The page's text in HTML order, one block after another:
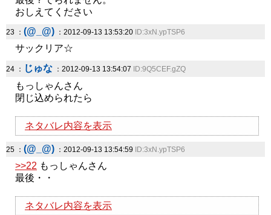
おしえてください
23 ： (@_@) ：2012-09-13 13:53:20 ID:3xN.ypTSP6
サックリア☆
24 ： じゅな ：2012-09-13 13:54:07 ID:9Q5CEF.gZQ
もっしゃんさん
閉じ込められたら
ネタバレ内容を表示
25 ： (@_@) ：2012-09-13 13:54:59 ID:3xN.ypTSP6
>>22 もっしゃんさん
最後・・
ネタバレ内容を表示